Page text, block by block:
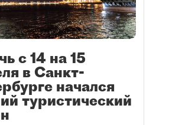
с 14 на 15
в Санкт-
начался
туристический